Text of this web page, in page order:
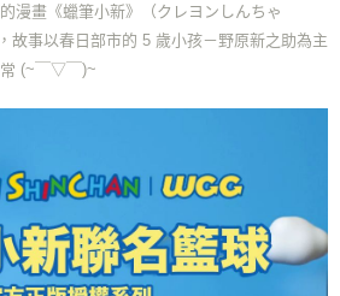
時，將依據個別帳號之用戶狀況，依本公司即
若仍有額度不足之情形，本公司將視審查結果
停止該用戶之使用額度並採取法律行動。
漫畫《蠟筆小新》（クレヨンしんちゃ
故事以春日部市的 5 歲小孩－野原新之助為主
(~￣▽￣)~